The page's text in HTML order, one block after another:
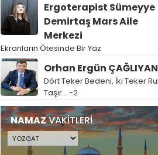
Ergoterapist Sümeyye
Demirtaş Mars Aile
Merkezi
Ekranların Ötesinde Bir Yaz
Orhan Ergün ÇAĞLIYAN
Dört Teker Bedeni, İki Teker
Taşır… -2
NAMAZVAKİTLERİ